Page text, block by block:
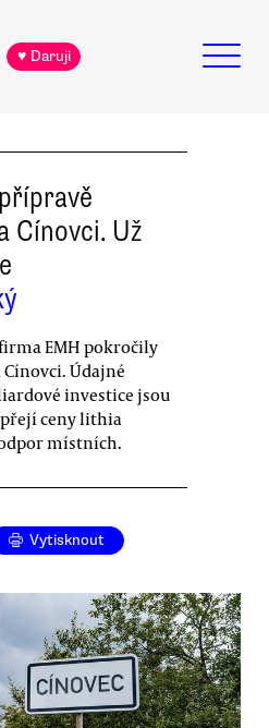
♥ Daruji
Cínovci. Už
EMH pokročily
Údajné
investice jsou
ceny lithia
místních.
Vytisknout